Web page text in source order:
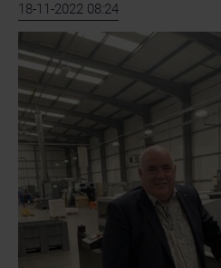
18-11-2022 08:24